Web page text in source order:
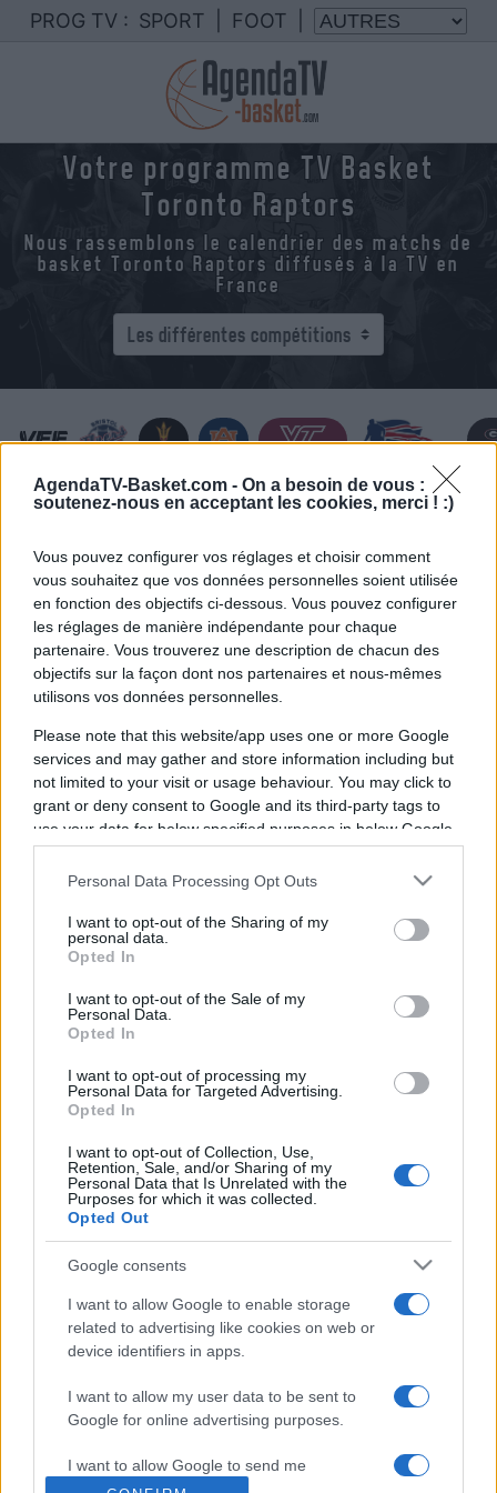
AgendaTV-Basket.com - On a besoin de vous :
soutenez-nous en acceptant les cookies, merci ! :)
Vous pouvez configurer vos réglages et choisir comment
vous souhaitez que vos données personnelles soient utilisée
en fonction des objectifs ci-dessous. Vous pouvez configurer
les réglages de manière indépendante pour chaque
partenaire. Vous trouverez une description de chacun des
objectifs sur la façon dont nos partenaires et nous-mêmes
utilisons vos données personnelles.
Please note that this website/app uses one or more Google
services and may gather and store information including but
not limited to your visit or usage behaviour. You may click to
grant or deny consent to Google and its third-party tags to
use your data for below specified purposes in below Google
consent section.
Personal Data Processing Opt Outs
I want to opt-out of the Sharing of my
personal data.
Opted In
I want to opt-out of the Sale of my
Personal Data.
Opted In
I want to opt-out of processing my
Personal Data for Targeted Advertising.
Opted In
I want to opt-out of Collection, Use,
Retention, Sale, and/or Sharing of my
Personal Data that Is Unrelated with the
Purposes for which it was collected.
Opted Out
Google consents
I want to allow Google to enable storage
related to advertising like cookies on web or
device identifiers in apps.
I want to allow my user data to be sent to
Google for online advertising purposes.
I want to allow Google to send me
personalized advertising.
PROG TV : SPORT FOOT
Votre programme TV Basket
Toronto Raptors
Nous rassemblons le calendrier des matchs de
basket Toronto Raptors diffusés à la TV en
France
Vous trouverez ci-dessous la liste des futurs
matchs diffusés à la télévision en France de
l'équipeToronto Raptors
. Cette équipe de
Canada a été fondée il y a 31 ans, en 1995.
Il n'y a pas de diffusions de matchs de la team
Toronto Raptorsannoncées à la télévision pour
le moment. Nous mettrons cette page à jour dès
que ce sera le cas.